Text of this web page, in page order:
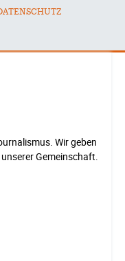
Wir geben
Gemeinschaft.